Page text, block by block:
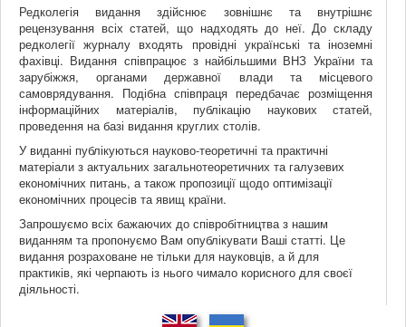
Редколегія видання здійснює зовнішнє та внутрішнє
рецензування всіх статей, що надходять до неї. До складу
редколегії журналу входять провідні українські та іноземні
фахівці. Видання співпрацює з найбільшими ВНЗ України та
зарубіжжя, органами державної влади та місцевого
самоврядування. Подібна співпраця передбачає розміщення
інформаційних матеріалів, публікацію наукових статей,
проведення на базі видання круглих столів.
У виданні публікуються науково-теоретичні та практичні
матеріали з актуальних загальнотеоретичних та галузевих
економічних питань, а також пропозиції щодо оптимізації
економічних процесів та явищ країни.
Запрошуємо всіх бажаючих до співробітництва з нашим
виданням та пропонуємо Вам опублікувати Ваші статті. Це
видання розраховане не тільки для науковців, а й для
практиків, які черпають із нього чимало корисного для своєї
діяльності.